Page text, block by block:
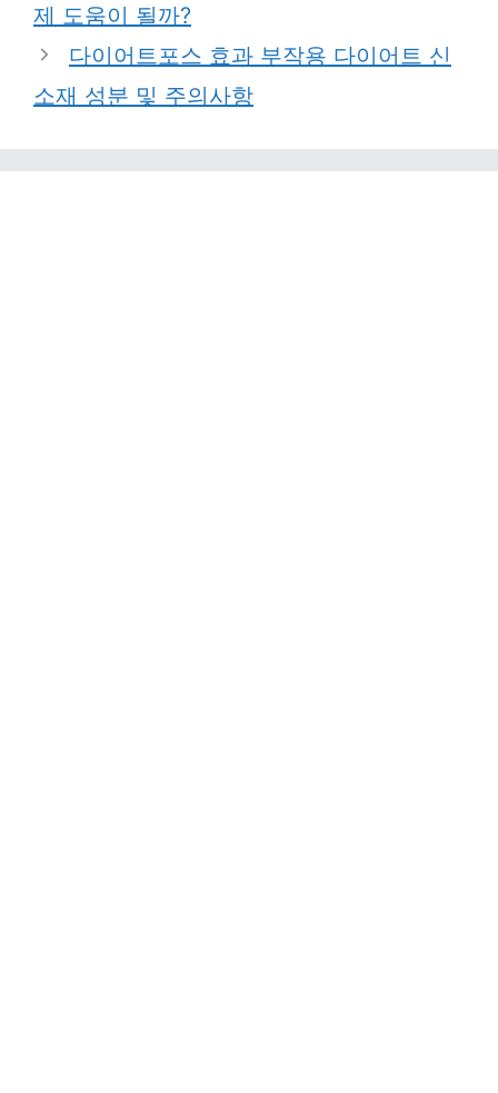
제 도움이 될까?
다이어트포스 효과 부작용 다이어트 신
소재 성분 및 주의사항